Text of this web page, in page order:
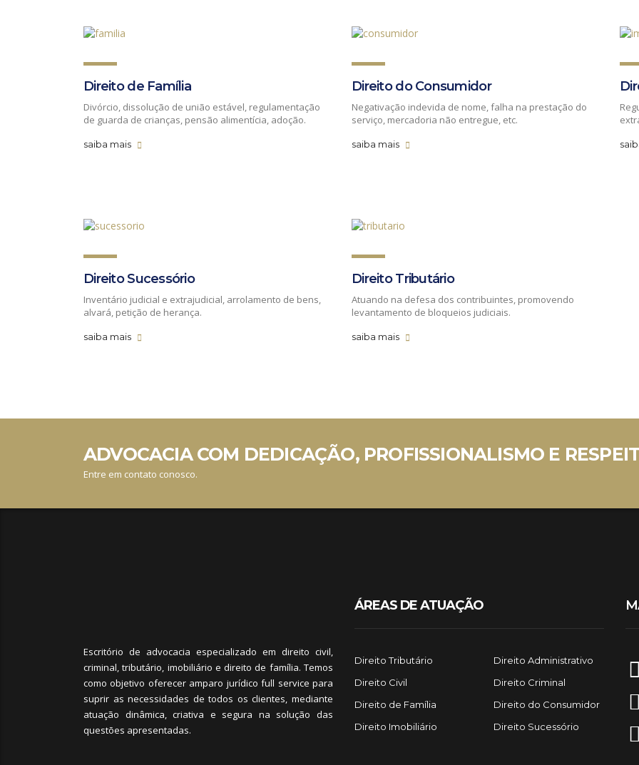
Direito de Família
Divórcio, dissolução de união estável, regulamentação
de guarda de crianças, pensão alimentícia, adoção.
saiba mais
Direito do Consumidor
Negativação indevida de nome, falha na prestação do
serviço, mercadoria não entregue, etc.
saiba mais
Direito Sucessório
Inventário judicial e extrajudicial, arrolamento de bens,
alvará, petição de herança.
saiba mais
Direito Tributário
Atuando na defesa dos contribuintes, promovendo
levantamento de bloqueios judiciais.
saiba mais
ADVOCACIA COM DEDICAÇÃO, PROFISSIONALISMO E
Entre em contato conosco.
Escritório de advocacia especializado em direito civil,
criminal, tributário, imobiliário e direito de família. Temos
como objetivo oferecer amparo jurídico full service para
suprir as necessidades de todos os clientes, mediante
atuação dinâmica, criativa e segura na solução das
questões apresentadas.
ÁREAS DE ATUAÇÃO
Direito Tributário
Direito Administrativo
Direito Civil
Direito Criminal
Direito de Família
Direito do Consumidor
Direito Imobiliário
Direito Sucessório